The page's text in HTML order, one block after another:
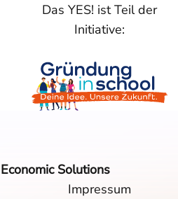
Das YES! ist Teil der
Initiative:
Solutions
Impressum